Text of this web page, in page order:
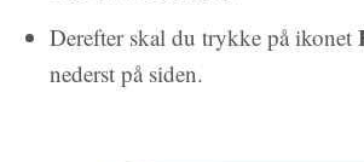
Derefter skal du trykke på ikonet
nederst på siden.